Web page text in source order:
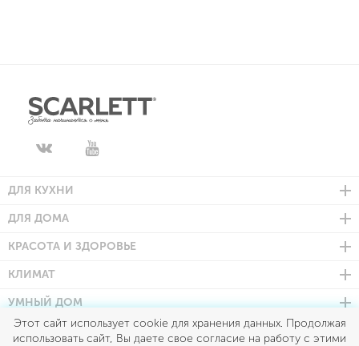
ДЛЯ КУХНИ
ДЛЯ ДОМА
КРАСОТА И ЗДОРОВЬЕ
КЛИМАТ
УМНЫЙ ДОМ
Scarlett © 2026
Этот сайт использует cookie для хранения данных. Продолжая
использовать сайт, Вы даете свое согласие на работу с этими